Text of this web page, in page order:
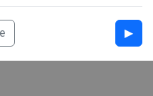
▶︎